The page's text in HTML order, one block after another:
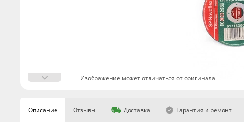
Изображение может отличаться от оригинала
Описание Отзывы Доставка Гарантия и ремонт